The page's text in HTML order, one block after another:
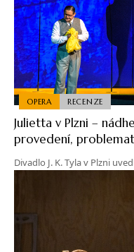
OPERA RECENZE
Julietta v Plzni –
provedení,
Divadlo J. K. Tyla v Plzni